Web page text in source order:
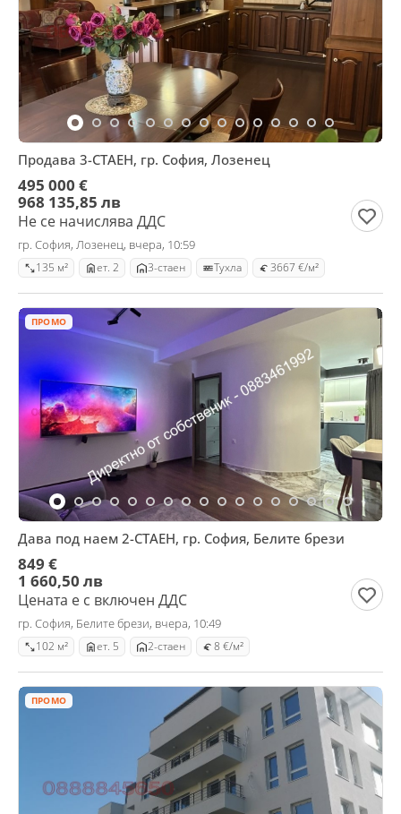
Продава 3-СТАЕН, гр. София, Лозенец
495 000 €
968 135,85 лв
Не се начислява ДДС
гр. София, Лозенец, вчера, 10:59
135 м² ет. 2 3-стаен Тухла 3667 €/м²
ПРОМО
Дава под наем 2-СТАЕН, гр. София, Белите брези
849 €
1 660,50 лв
Цената е с включен ДДС
гр. София, Белите брези, вчера, 10:49
102 м² ет. 5 2-стаен 8 €/м²
ПРОМО